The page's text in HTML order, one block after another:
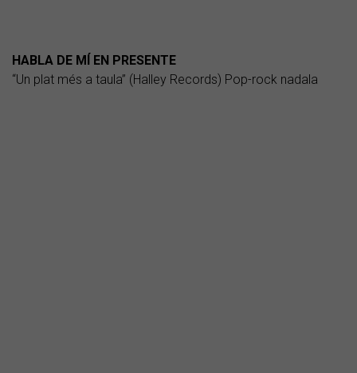
HABLA DE MÍ EN PRESENTE
“Un plat més a taula” (Halley Records) Pop-rock nadala